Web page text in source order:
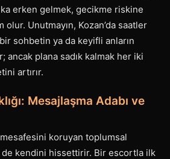
erken gelmek, gecikme riskine
olur. Unutmayın, Kozan’da saatler
sohbetin ya da keyifli anların
ancak plana sadık kalmak her iki
artırır.
Mesajlaşma Adabı ve
mesafesini koruyan toplumsal
kendini hissettirir. Bir escortla ilk